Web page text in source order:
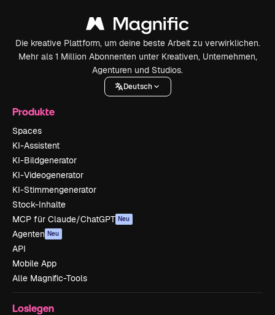
Die kreative Plattform, um deine beste Arbeit zu verwirklichen.
Mehr als 1 Million Abonnenten unter Kreativen, Unternehmen,
Agenturen und Studios.
Deutsch
Produkte
Spaces
KI-Assistent
KI-Bildgenerator
KI-Videogenerator
KI-Stimmengenerator
Stock-Inhalte
MCP für Claude/ChatGPT Neu
Agenten Neu
API
Mobile App
Alle Magnific-Tools
Loslegen